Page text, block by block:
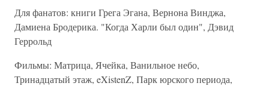
Для фанатов: книги Грега Эгана, Вернона Винджа,
Дамиена Бродерика. "Когда Харли был один", Дэвид
Геррольд
Фильмы: Матрица, Ячейка, Ванильное небо,
Тринадцатый этаж, eXistenZ, Парк юрского периода,